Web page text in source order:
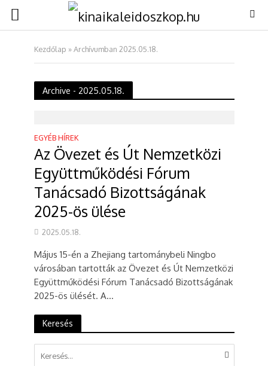
Kezdőlap »Archívumban 2025.05.18.
Archive - 2025.05.18.
EGYÉB HÍREK
Az Övezet és Út Nemzetközi
Együttműködési Fórum
Tanácsadó Bizottságának
2025-ös ülése
2025.05.18.
Május 15-én a Zhejiang tartománybeli Ningbo
városában tartották az Övezet és Út Nemzetközi
Együttműködési Fórum Tanácsadó Bizottságának
2025-ös ülését. A...
Keresés